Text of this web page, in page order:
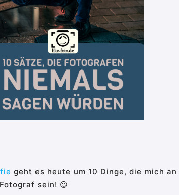
geht es heute um 10 Dinge, die mich
sein! 😉